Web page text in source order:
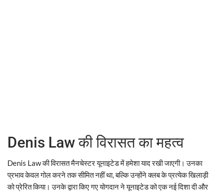
Denis Law की विरासत का महत्व
Denis Law की विरासत मैनचेस्टर यूनाइटेड में हमेशा याद रखी जाएगी। उनका
प्रभाव केवल गोल करने तक सीमित नहीं था, बल्कि उन्होंने क्लब के प्रत्येक खिलाड़ी
को प्रेरित किया। उनके द्वारा किए गए योगदान ने यूनाइटेड को एक नई दिशा दी और